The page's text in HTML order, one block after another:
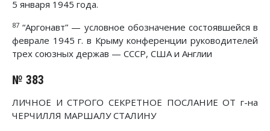
5 января 1945 года.
87 “Аргонавт” — условное обозначение состоявшейся в
феврале 1945 г. в Крыму конференции руководителей
трех союзных держав — СССР, США и Англии
№ 383
ЛИЧНОЕ И СТРОГО СЕКРЕТНОЕ ПОСЛАНИЕ ОТ г-на
ЧЕРЧИЛЛЯ МАРШАЛУ СТАЛИНУ